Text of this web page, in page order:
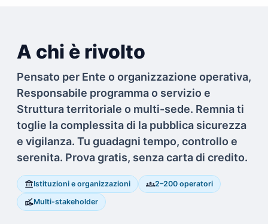
A chi è rivolto
Pensato per Ente o organizzazione operativa,
Responsabile programma o servizio e
Struttura territoriale o multi-sede. Remnia ti
toglie la complessita di la pubblica sicurezza
e vigilanza. Tu guadagni tempo, controllo e
serenita. Prova gratis, senza carta di credito.
account_balanceIstituzioni e organizzazioni groups2–200 operatori
approval_delegationMulti-stakeholder